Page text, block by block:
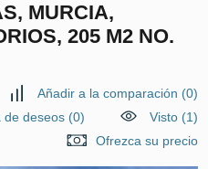
MURCIA,
205 M2 NO.
Añadir a la comparación (0)
de deseos(0)
Visto (1)
Ofrezca su precio